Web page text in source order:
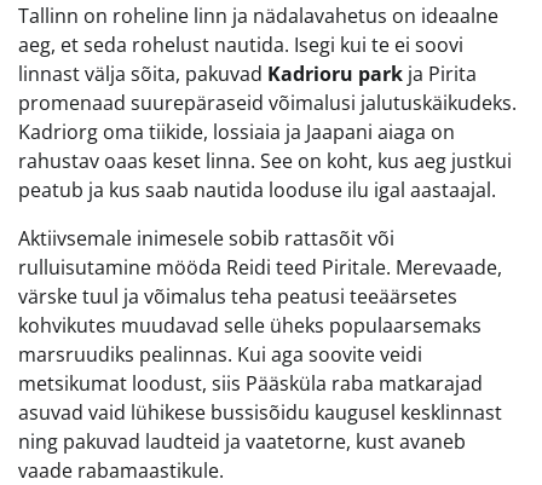
Tallinn on roheline linn ja nädalavahetus on ideaalne
aeg, et seda rohelust nautida. Isegi kui te ei soovi
linnast välja sõita, pakuvad Kadrioru park ja Pirita
promenaad suurepäraseid võimalusi jalutuskäikudeks.
Kadriorg oma tiikide, lossiaia ja Jaapani aiaga on
rahustav oaas keset linna. See on koht, kus aeg justkui
peatub ja kus saab nautida looduse ilu igal aastaajal.
Aktiivsemale inimesele sobib rattasõit või
rulluisutamine mööda Reidi teed Piritale. Merevaade,
värske tuul ja võimalus teha peatusi teeäärsetes
kohvikutes muudavad selle üheks populaarsemaks
marsruudiks pealinnas. Kui aga soovite veidi
metsikumat loodust, siis Pääsküla raba matkarajad
asuvad vaid lühikese bussisõidu kaugusel kesklinnast
ning pakuvad laudteid ja vaatetorne, kust avaneb
vaade rabamaastikule.